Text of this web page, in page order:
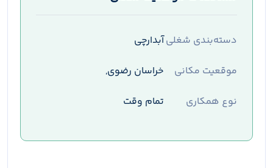
دسته‌بندی شغلیآبدارچی
موقعیت مکانی
خراسان رضوی,
نوع همکاری
تمام وقت